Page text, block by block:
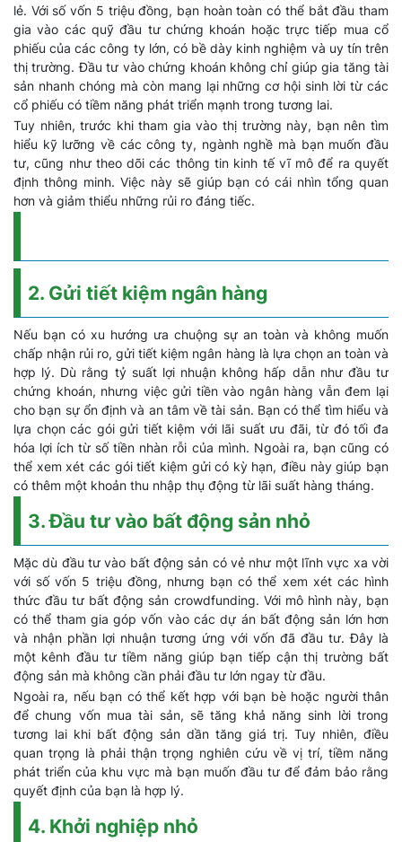
lẻ. Với số vốn 5 triệu đồng, bạn hoàn toàn có thể bắt đầu tham
gia vào các quỹ đầu tư chứng khoán hoặc trực tiếp mua cổ
phiếu của các công ty lớn, có bề dày kinh nghiệm và uy tín trên
thị trường. Đầu tư vào chứng khoán không chỉ giúp gia tăng tài
sản nhanh chóng mà còn mang lại những cơ hội sinh lời từ các
cổ phiếu có tiềm năng phát triển mạnh trong tương lai.
Tuy nhiên, trước khi tham gia vào thị trường này, bạn nên tìm
hiểu kỹ lưỡng về các công ty, ngành nghề mà bạn muốn đầu
tư, cũng như theo dõi các thông tin kinh tế vĩ mô để ra quyết
định thông minh. Việc này sẽ giúp bạn có cái nhìn tổng quan
hơn và giảm thiểu những rủi ro đáng tiếc.
2. Gửi tiết kiệm ngân hàng
Nếu bạn có xu hướng ưa chuộng sự an toàn và không muốn
chấp nhận rủi ro, gửi tiết kiệm ngân hàng là lựa chọn an toàn và
hợp lý. Dù rằng tỷ suất lợi nhuận không hấp dẫn như đầu tư
chứng khoán, nhưng việc gửi tiền vào ngân hàng vẫn đem lại
cho bạn sự ổn định và an tâm về tài sản. Bạn có thể tìm hiểu và
lựa chọn các gói gửi tiết kiệm với lãi suất ưu đãi, từ đó tối đa
hóa lợi ích từ số tiền nhàn rỗi của mình. Ngoài ra, bạn cũng có
thể xem xét các gói tiết kiệm gửi có kỳ hạn, điều này giúp bạn
có thêm một khoản thu nhập thụ động từ lãi suất hàng tháng.
3. Đầu tư vào bất động sản nhỏ
Mặc dù đầu tư vào bất động sản có vẻ như một lĩnh vực xa vời
với số vốn 5 triệu đồng, nhưng bạn có thể xem xét các hình
thức đầu tư bất động sản crowdfunding. Với mô hình này, bạn
có thể tham gia góp vốn vào các dự án bất động sản lớn hơn
và nhận phần lợi nhuận tương ứng với vốn đã đầu tư. Đây là
một kênh đầu tư tiềm năng giúp bạn tiếp cận thị trường bất
động sản mà không cần phải đầu tư lớn ngay từ đầu.
Ngoài ra, nếu bạn có thể kết hợp với bạn bè hoặc người thân
để chung vốn mua tài sản, sẽ tăng khả năng sinh lời trong
tương lai khi bất động sản dần tăng giá trị. Tuy nhiên, điều
quan trọng là phải thận trọng nghiên cứu về vị trí, tiềm năng
phát triển của khu vực mà bạn muốn đầu tư để đảm bảo rằng
quyết định của bạn là hợp lý.
4. Khởi nghiệp nhỏ